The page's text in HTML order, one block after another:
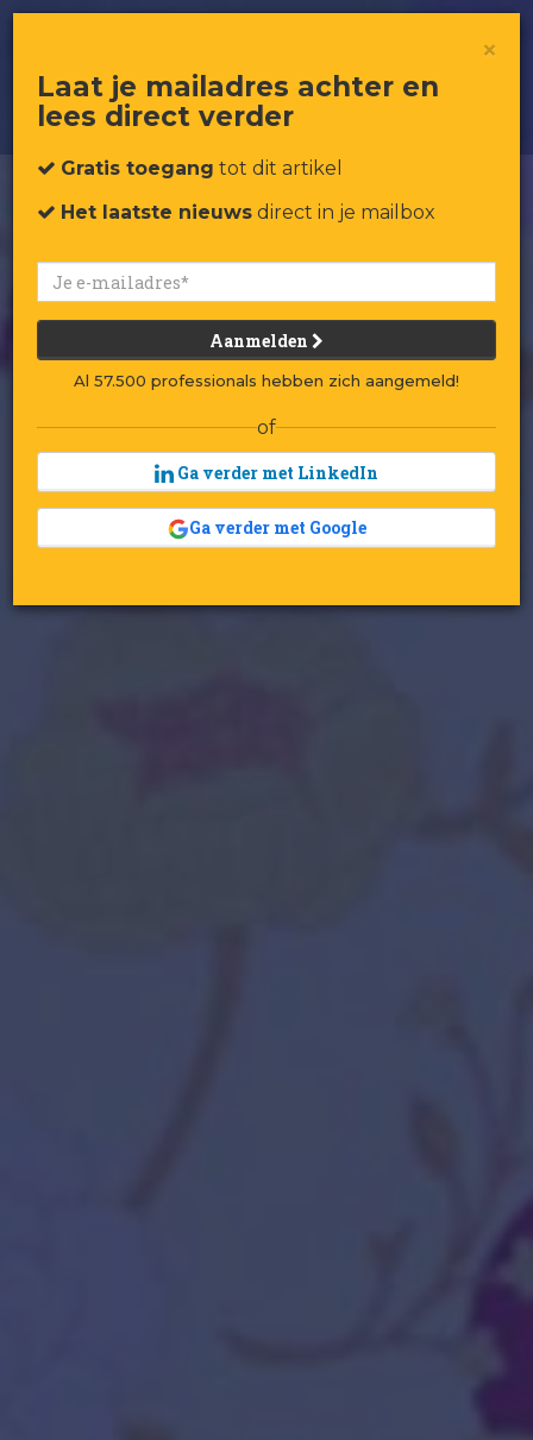
honden
×
Laat je mailadres achter en
lees direct verder
Gratis toegang tot dit artikel
Het laatste nieuws direct in je mailbox
Aanmelden
Al 57.500 professionals hebben zich aangemeld!
of
Ga verder met LinkedIn
Ga verder met Google